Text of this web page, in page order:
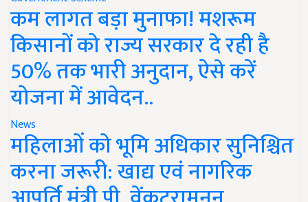
कम लागत बड़ा मुनाफा! मशरूम
किसानों को राज्य सरकार दे रही है
50% तक भारी अनुदान, ऐसे करें
योजना में आवेदन..
News
महिलाओं को भूमि अधिकार सुनिश्चित
करना जरूरी: खाद्य एवं नागरिक